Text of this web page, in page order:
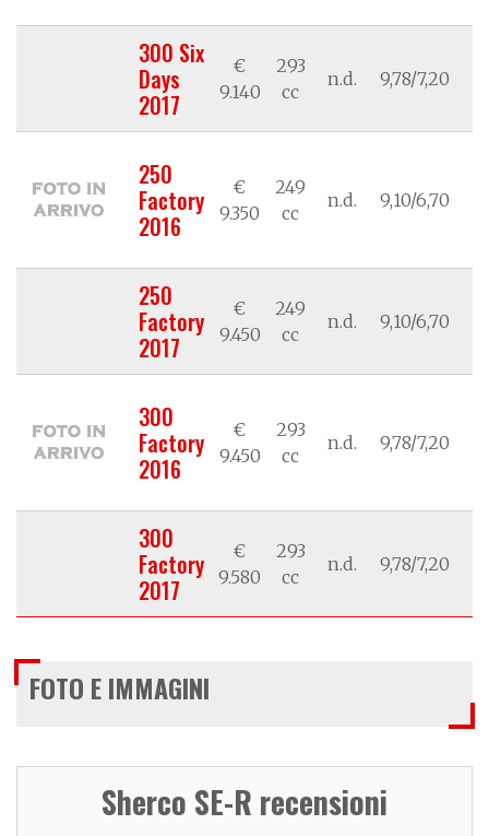
300 Six
Days
2017
€
9.140
293
cc
n.d. 9,78/7,20
250
Factory
2016
€
9.350
249
cc
n.d. 9,10/6,70
250
Factory
2017
€
9.450
249
cc
n.d. 9,10/6,70
300
Factory
2016
€
9.450
293
cc
n.d. 9,78/7,20
300
Factory
2017
€
9.580
293
cc
n.d. 9,78/7,20
FOTO E IMMAGINI
Sherco SE-R recensioni